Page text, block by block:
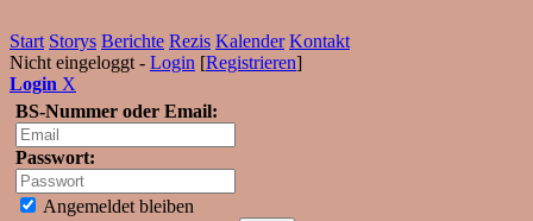
Start Storys Berichte Rezis Kalender Kontakt
Nicht eingeloggt - Login [Registrieren]
Login X
BS-Nummer oder Email:
Passwort:
Angemeldet bleiben